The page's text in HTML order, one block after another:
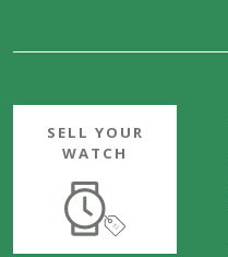
SELL YOUR
WATCH